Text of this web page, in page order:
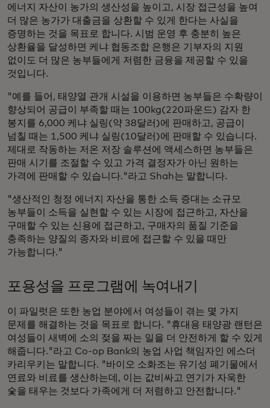
에너지 자산이 농가의 생산성을 높이고, 시장 접근성을 높여
더 많은 농가가 대출금을 상환할 수 있게 한다는 사실을
증명하는 것을 목표로 합니다. 시범 운영 후 충분히 높은
상환율을 달성하면 케냐 협동조합 은행은 기부자의 지원
없이도 더 많은 농부들에게 저렴한 금융을 제공할 수 있을
것입니다.
"예를 들어, 태양열 관개 시설을 이용하면 농부들은 수확량이
향상되어 공급이 부족할 때는 100kg(220파운드) 감자 한
봉지를 6,000 케냐 실링(약 38달러)에 판매하고, 공급이
넘칠 때는 1,500 케냐 실링(10달러)에 판매할 수 있습니다.
제대로 작동하는 저온 저장 솔루션에 액세스하면 농부들은
판매 시기를 조절할 수 있고 가격 결정자가 아닌 원하는
가격에 판매할 수 있습니다."라고 Shah는 말합니다.
"생산적인 청정 에너지 자산을 통한 소득 증대는 소규모
농부들이 소득을 실현할 수 있는 시장에 접근하고, 자산을
구매할 수 있는 신용에 접근하고, 구매자의 품질 기준을
충족하는 양질의 종자와 비료에 접근할 수 있을 때만
가능합니다."
포용성을 프로그램에 녹여내기
이 파일럿은 또한 농업 분야에서 여성들이 겪는 몇 가지
문제를 해결하는 것을 목표로 합니다. "휴대용 태양광 랜턴은
여성들이 새벽에 소의 젖을 짜는 일을 더 안전하게 할 수 있게
해줍니다."라고 Co-op Bank의 농업 사업 책임자인 에스더
카리우키는 말합니다. "바이오 소화조는 유기성 폐기물에서
연료와 비료를 생산하는데, 이는 값비싸고 연기가 자욱한
숯을 태우는 것보다 가족에게 더 저렴하고 안전합니다."